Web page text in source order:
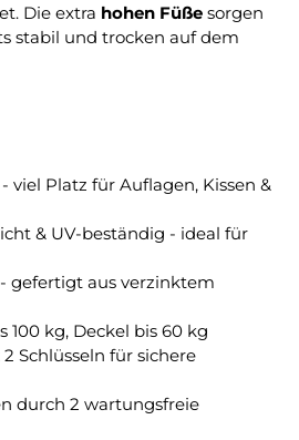
Die extra hohen Füße sorgen
stabil und trocken auf dem
viel Platz für Auflagen, Kissen &
& UV-beständig - ideal für
gefertigt aus verzinktem
100 kg, Deckel bis 60 kg
Schlüsseln für sichere
durch 2 wartungsfreie